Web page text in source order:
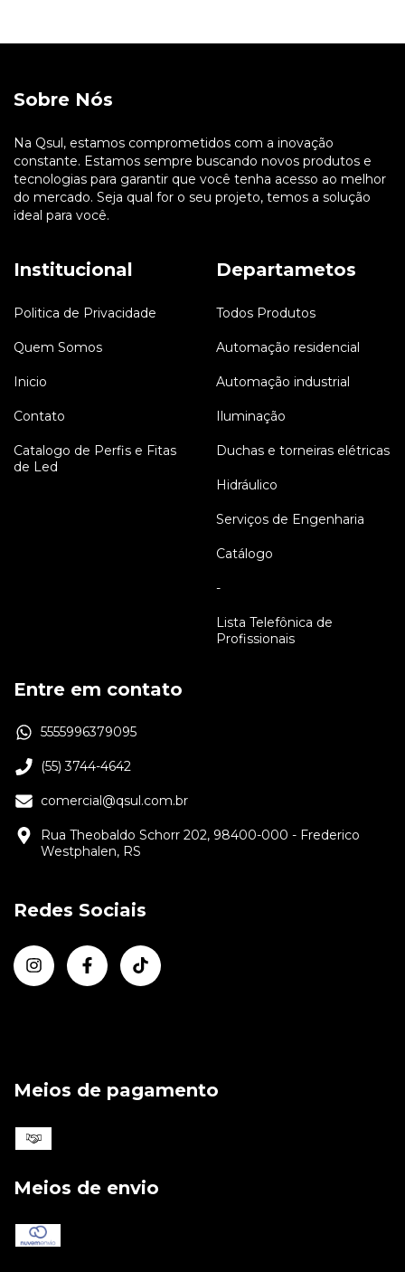
Sobre Nós
Na Qsul, estamos comprometidos com a inovação
constante. Estamos sempre buscando novos produtos e
tecnologias para garantir que você tenha acesso ao melhor
do mercado. Seja qual for o seu projeto, temos a solução
ideal para você.
Institucional
Politica de Privacidade
Quem Somos
Inicio
Contato
Catalogo de Perfis e Fitas
de Led
Departametos
Todos Produtos
Automação residencial
Automação industrial
Iluminação
Duchas e torneiras elétricas
Hidráulico
Serviços de Engenharia
Catálogo
-
Lista Telefônica de
Profissionais
Entre em contato
5555996379095
(55) 3744-4642
comercial@qsul.com.br
Rua Theobaldo Schorr 202, 98400-000 - Frederico
Westphalen, RS
Redes Sociais
Meios de pagamento
Meios de envio